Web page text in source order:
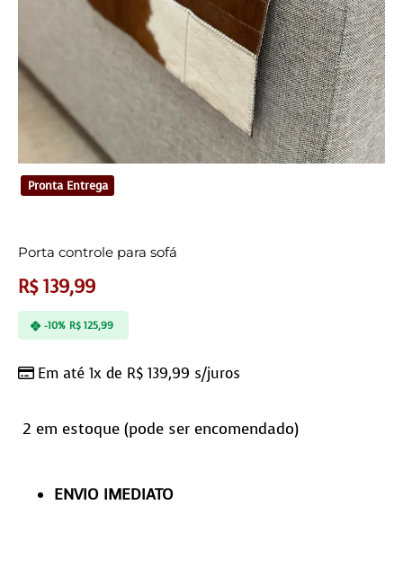
Pronta Entrega
Porta controle para sofá
R$139,99
Em até 1x de R$ 139,99 s/juros
-10% R$125,99
2 em estoque (pode ser encomendado)
ENVIO IMEDIATO